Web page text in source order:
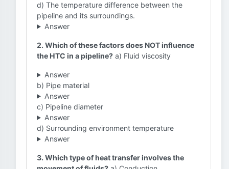
d) The temperature difference between the
pipeline and its surroundings.
Answer
2. Which of these factors does NOT influence
the HTC in a pipeline? a) Fluid viscosity
Answer
b) Pipe material
Answer
c) Pipeline diameter
Answer
d) Surrounding environment temperature
Answer
3. Which type of heat transfer involves the